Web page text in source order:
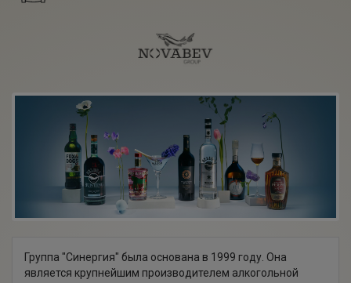
Группа "Синергия" была основана в 1999 году. Она
является крупнейшим производителем алкогольной